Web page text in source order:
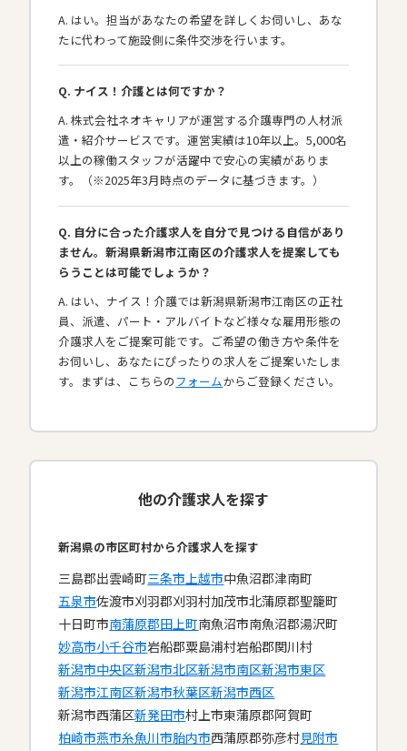
A. はい。担当があなたの希望を詳しくお伺いし、あな
たに代わって施設側に条件交渉を行います。
Q. ナイス！介護とは何ですか？
A. 株式会社ネオキャリアが運営する介護専門の人材派
遣・紹介サービスです。運営実績は10年以上。5,000名
以上の稼働スタッフが活躍中で安心の実績がありま
す。（※2025年3月時点のデータに基づきます。）
Q. 自分に合った介護求人を自分で見つける自信があり
ません。新潟県新潟市江南区の介護求人を提案しても
らうことは可能でしょうか？
A. はい、ナイス！介護では新潟県新潟市江南区の正社
員、派遣、パート・アルバイトなど様々な雇用形態の
介護求人をご提案可能です。ご希望の働き方や条件を
お伺いし、あなたにぴったりの求人をご提案いたしま
す。まずは、こちらのフォームからご登録ください。
他の介護求人を探す
新潟県の市区町村から介護求人を探す
三島郡出雲崎町三条市 上越市中魚沼郡津南町
五泉市佐渡市刈羽郡刈羽村加茂市北蒲原郡聖籠町
十日町市南蒲原郡田上町南魚沼市南魚沼郡湯沢町
妙高市小千谷市岩船郡粟島浦村岩船郡関川村
新潟市中央区新潟市北区新潟市南区新潟市東区
新潟市江南区新潟市秋葉区新潟市西区
新潟市西蒲区新発田市村上市東蒲原郡阿賀町
柏崎市燕市糸魚川市胎内市西蒲原郡弥彦村見附市